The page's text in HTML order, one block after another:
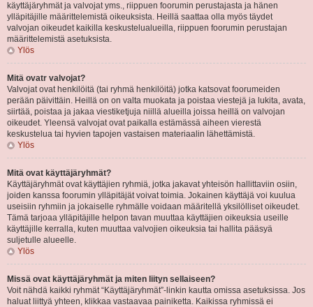
käyttäjäryhmät ja valvojat yms., riippuen foorumin perustajasta ja hänen
ylläpitäjille määrittelemistä oikeuksista. Heillä saattaa olla myös täydet
valvojan oikeudet kaikilla keskustelualueilla, riippuen foorumin perustajan
määrittelemistä asetuksista.
Ylös
Mitä ovatr valvojat?
Valvojat ovat henkilöitä (tai ryhmä henkilöitä) jotka katsovat foorumeiden
perään päivittäin. Heillä on on valta muokata ja poistaa viestejä ja lukita, avata,
siirtää, poistaa ja jakaa viestiketjuja niillä alueilla joissa heillä on valvojan
oikeudet. Yleensä valvojat ovat paikalla estämässä aiheen vierestä
keskustelua tai hyvien tapojen vastaisen materiaalin lähettämistä.
Ylös
Mitä ovat käyttäjäryhmät?
Käyttäjäryhmät ovat käyttäjien ryhmiä, jotka jakavat yhteisön hallittaviin osiin,
joiden kanssa foorumin ylläpitäjät voivat toimia. Jokainen käyttäjä voi kuulua
useisiin ryhmiin ja jokaiselle ryhmälle voidaan määritellä yksilölliset oikeudet.
Tämä tarjoaa ylläpitäjille helpon tavan muuttaa käyttäjien oikeuksia useille
käyttäjille kerralla, kuten muuttaa valvojien oikeuksia tai hallita pääsyä
suljetulle alueelle.
Ylös
Missä ovat käyttäjäryhmät ja miten liityn sellaiseen?
Voit nähdä kaikki ryhmät “Käyttäjäryhmät”-linkin kautta omissa asetuksissa. Jos
haluat liittyä yhteen, klikkaa vastaavaa painiketta. Kaikissa ryhmissä ei